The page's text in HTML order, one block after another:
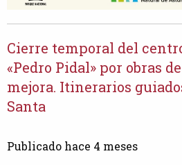
Cierre temporal del
«Pedro Pidal» por obras
mejora. Itinerarios
Santa
Publicado hace 4 meses